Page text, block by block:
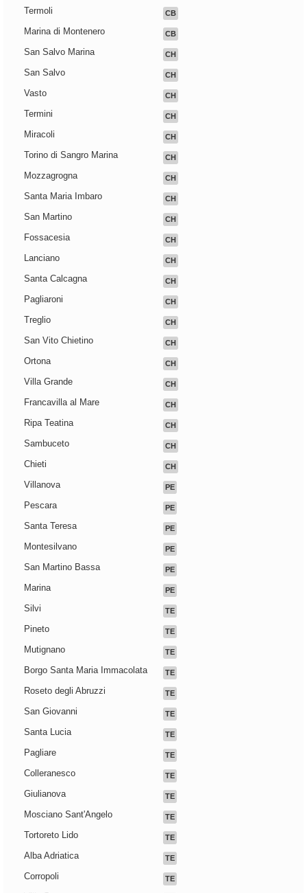
Termoli CB
Marina di Montenero CB
San Salvo Marina CH
San Salvo CH
Vasto CH
Termini CH
Miracoli CH
Torino di Sangro Marina CH
Mozzagrogna CH
Santa Maria Imbaro CH
San Martino CH
Fossacesia CH
Lanciano CH
Santa Calcagna CH
Pagliaroni CH
Treglio CH
San Vito Chietino CH
Ortona CH
Villa Grande CH
Francavilla al Mare CH
Ripa Teatina CH
Sambuceto CH
Chieti CH
Villanova PE
Pescara PE
Santa Teresa PE
Montesilvano PE
San Martino Bassa PE
Marina PE
Silvi TE
Pineto TE
Mutignano TE
Borgo Santa Maria Immacolata TE
Roseto degli Abruzzi TE
San Giovanni TE
Santa Lucia TE
Pagliare TE
Colleranesco TE
Giulianova TE
Mosciano Sant'Angelo TE
Tortoreto Lido TE
Alba Adriatica TE
Corropoli TE